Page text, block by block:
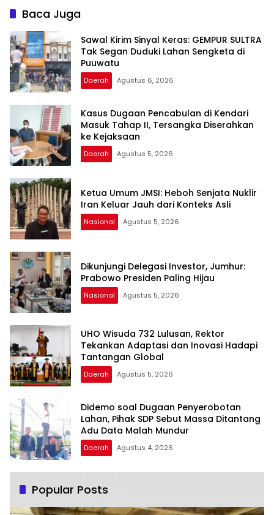
Baca Juga
Sawal Kirim Sinyal Keras: GEMPUR SULTRA
Tak Segan Duduki Lahan Sengketa di
Puuwatu
Daerah Agustus 6, 2026
Kasus Dugaan Pencabulan di Kendari
Masuk Tahap II, Tersangka Diserahkan
ke Kejaksaan
Daerah Agustus 5, 2026
Ketua Umum JMSI: Heboh Senjata Nuklir
Iran Keluar Jauh dari Konteks Asli
Nasional Agustus 5, 2026
Dikunjungi Delegasi Investor, Jumhur:
Prabowo Presiden Paling Hijau
Nasional Agustus 5, 2026
UHO Wisuda 732 Lulusan, Rektor
Tekankan Adaptasi dan Inovasi Hadapi
Tantangan Global
Daerah Agustus 5, 2026
Didemo soal Dugaan Penyerobotan
Lahan, Pihak SDP Sebut Massa Ditantang
Adu Data Malah Mundur
Daerah Agustus 4, 2026
Popular Posts